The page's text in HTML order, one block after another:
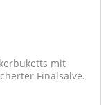
mit
Finalsalve.